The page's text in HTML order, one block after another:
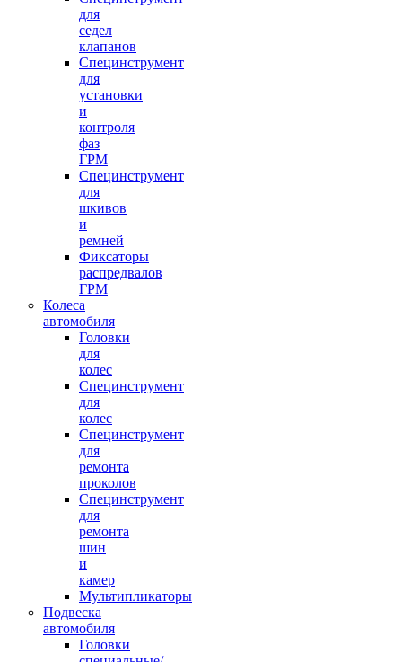
для
седел
клапанов
Специнструмент
для
установки
и
контроля
фаз
ГРМ
Специнструмент
для
шкивов
и
ремней
Фиксаторы
распредвалов
ГРМ
Колеса
автомобиля
Головки
для
колес
Специнструмент
для
колес
Специнструмент
для
ремонта
проколов
Специнструмент
для
ремонта
шин
и
камер
Мультипликаторы
Подвеска
автомобиля
Головки